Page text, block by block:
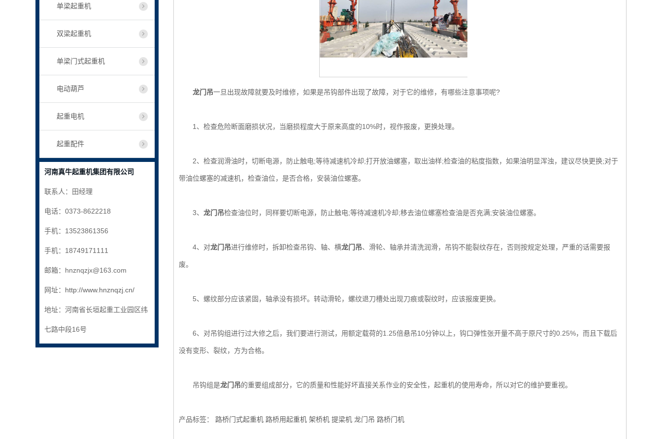
龙门吊一旦出现故障就要及时维修，如果是吊钩部件出现了故障，对于它的维修，有哪些注意事项呢?
1、检查危险断面磨损状况，当磨损程度大于原来高度的10%时，视作报废，更换处理。
2、检查润滑油时，切断电源，防止触电;等待减速机冷却;打开放油螺塞，取出油样;检查油的粘度指数，如果油明显浑浊，建议尽快更换;对于
带油位螺塞的减速机，检查油位，是否合格，安装油位螺塞。
3、 龙门吊检查油位时，同样要切断电源，防止触电;等待减速机冷却;移去油位螺塞检查油是否充满;安装油位螺塞。
4、对龙门吊进行维修时，拆卸检查吊钩、轴、横龙门吊、滑轮、轴承并清洗润滑，吊钩不能裂纹存在，否则按规定处理，严重的话需要报
废。
5、螺纹部分应该紧固，轴承没有损坏。转动滑轮，螺纹退刀槽处出现刀痕或裂纹时，应该报废更换。
6、对吊钩组进行过大修之后，我们要进行测试，用额定载荷的1.25倍悬吊10分钟以上，钩口弹性张开量不高于原尺寸的0.25%，而且下载后
没有变形、裂纹，方为合格。
吊钩组是龙门吊的重要组成部分，它的质量和性能好坏直接关系作业的安全性，起重机的使用寿命，所以对它的维护要重视。
产品标签： 路桥门式起重机 路桥用起重机 架桥机 提梁机 龙门吊 路桥门机
单梁起重机
双梁起重机
单梁门式起重机
电动葫芦
起重电机
起重配件
河南真牛起重机集团有限公司
联系人：田经理
电话：0373-8622218
手机：13523861356
手机：18749171111
邮箱：hnznqzjx@163.com
网址： http://www.hnznqzj.cn/
地址：河南省长垣起重工业园区纬
七路中段16号